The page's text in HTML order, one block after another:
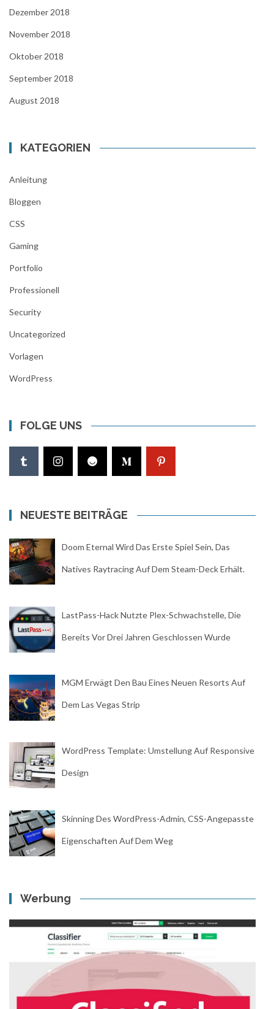
Dezember 2018
November 2018
Oktober 2018
September 2018
August 2018
KATEGORIEN
Anleitung
Bloggen
CSS
Gaming
Portfolio
Professionell
Security
Uncategorized
Vorlagen
WordPress
FOLGE UNS
NEUESTE BEITRÄGE
Doom Eternal Wird Das Erste Spiel Sein, Das
Natives Raytracing Auf Dem Steam-Deck Erhält.
LastPass-Hack Nutzte Plex-Schwachstelle, Die
Bereits Vor Drei Jahren Geschlossen Wurde
MGM Erwägt Den Bau Eines Neuen Resorts Auf
Dem Las Vegas Strip
WordPress Template: Umstellung Auf Responsive
Design
Skinning Des WordPress-Admin, CSS-Angepasste
Eigenschaften Auf Dem Weg
Werbung